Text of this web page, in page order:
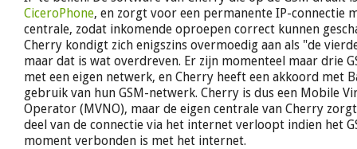
CiceroPhone, en zorgt voor een permanente IP-connectie
centrale, zodat inkomende oproepen correct kunnen
Cherry kondigt zich enigszins overmoedig aan als "de
maar dat is wat overdreven. Er zijn momenteel maar drie
met een eigen netwerk, en Cherry heeft een akkoord met
gebruik van hun GSM-netwerk. Cherry is dus een Mobile
Operator (MVNO), maar de eigen centrale van Cherry
deel van de connectie via het internet verloopt indien het
moment verbonden is met het internet.